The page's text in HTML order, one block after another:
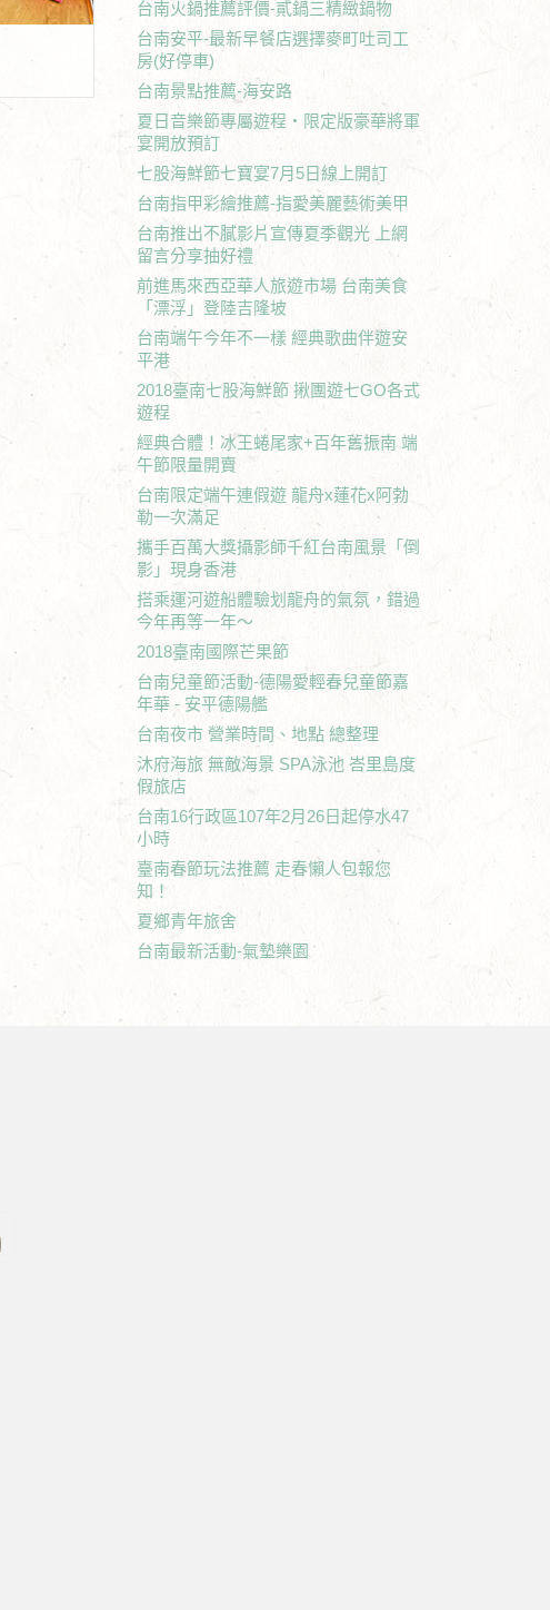
台南火鍋推薦評價-貳鍋三精緻鍋物
台南安平-最新早餐店選擇麥町吐司工
房(好停車)
台南景點推薦-海安路
夏日音樂節專屬遊程‧限定版豪華將軍
宴開放預訂
七股海鮮節七寶宴7月5日線上開訂
台南指甲彩繪推薦-指愛美麗藝術美甲
台南推出不膩影片宣傳夏季觀光 上網
留言分享抽好禮
前進馬來西亞華人旅遊市場 台南美食
「漂浮」登陸吉隆坡
台南端午今年不一樣 經典歌曲伴遊安
平港
2018臺南七股海鮮節 揪團遊七GO各式
遊程
經典合體！冰王蜷尾家+百年舊振南 端
午節限量開賣
台南限定端午連假遊 龍舟x蓮花x阿勃
勒一次滿足
攜手百萬大獎攝影師千紅台南風景「倒
影」現身香港
搭乘運河遊船體驗划龍舟的氣氛，錯過
今年再等一年～
2018臺南國際芒果節
台南兒童節活動-德陽愛輕春兒童節嘉
年華 - 安平德陽艦
台南夜市 營業時間、地點 總整理
沐府海旅 無敵海景 SPA泳池 峇里島度
假旅店
台南16行政區107年2月26日起停水47
小時
臺南春節玩法推薦 走春懶人包報您
知！
夏鄉青年旅舍
台南最新活動-氣墊樂園